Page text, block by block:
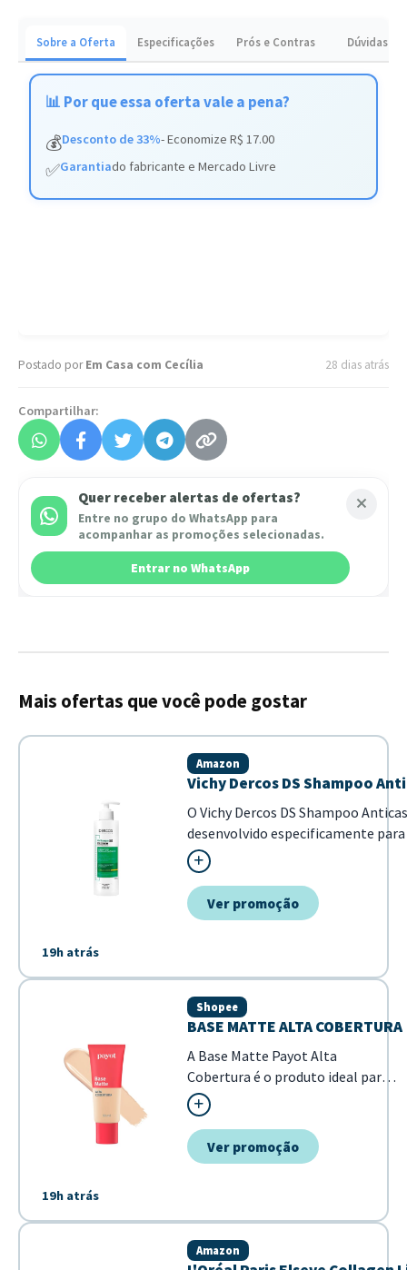
Sobre a Oferta Especificações Prós e Contras Dúvidas
📊 Por que essa oferta vale a pena?
💰Desconto de 33%- Economize R$ 17.00
✅Garantiado fabricante e Mercado Livre
Postado porEm Casa com Cecília 28 dias atrás
Compartilhar:
Quer receber alertas de ofertas?
Entre no grupo do WhatsApp para
acompanhar as promoções selecionadas.
Entrar no WhatsApp
Mais ofertas que você pode gostar
19h atrás
Vichy Dercos DS Shampoo
Amazon
O Vichy Dercos DS Shampoo
desenvolvido especificamente
fórmula com Selênio DS e ácido
os cabelo...
Ver promoção
19h atrás
BASE MATTE ALTA COBERTURA
Shopee
A Base Matte Payot Alta
Cobertura é o produto ideal para
quem busca uma pele uniforme
com acabamento profissional. Sua
fórmula de alta performance
garante que as imperfeições
do dia. - Alta cobertur...
Ver promoção
Amazon